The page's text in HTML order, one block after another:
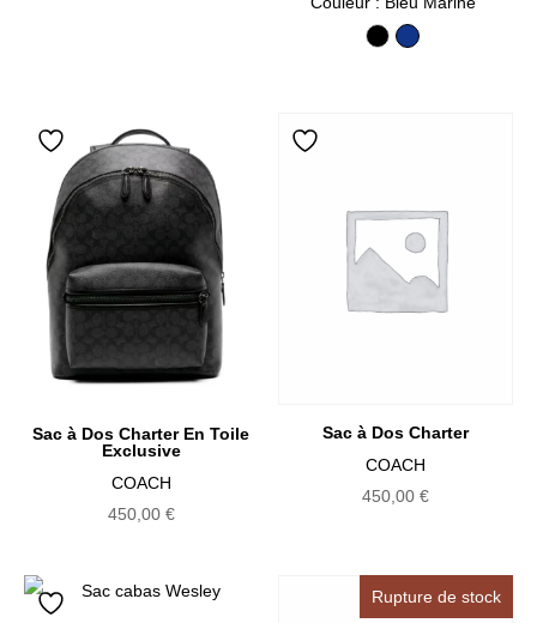
BlackBleu Marine
Sac à Dos Charter En Toile
Exclusive
COACH
450,00 €
Sac à Dos Charter
COACH
450,00€
Rupture de stock